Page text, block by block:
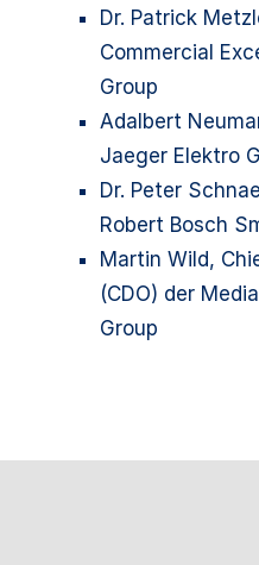
Dr. Patrick
Commercial
Group
Adalbert
Jaeger Elektro
Dr. Peter
Robert Bosch
Martin Wild,
(CDO) der
Group